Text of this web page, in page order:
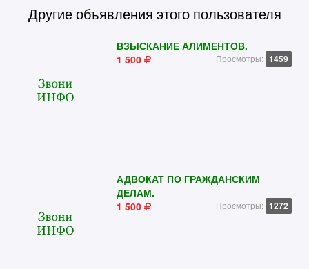
Другие объявления этого пользователя
ВЗЫСКАНИЕ АЛИМЕНТОВ.
1 500
Просмотры: 1459
АДВОКАТ ПО ГРАЖДАНСКИМ
ДЕЛАМ.
1 500
Просмотры: 1272